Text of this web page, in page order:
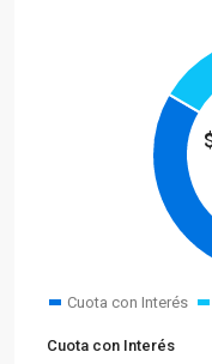
Cuota con Interés
Cuota con Interés